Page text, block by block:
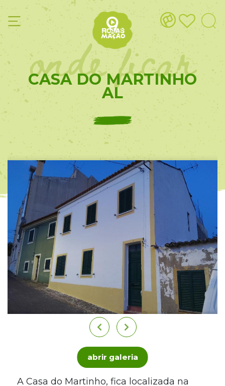
onde ficar
CASA DO MARTINHO
AL
abrir galeria
A Casa do Martinho, fica localizada na